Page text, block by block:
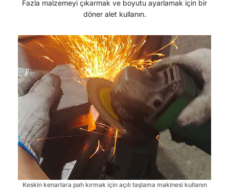
Fazla malzemeyi çıkarmak ve boyutu ayarlamak için bir
döner alet kullanın.
Keskin kenarlara pah kırmak için açılı taşlama makinesi kullanın